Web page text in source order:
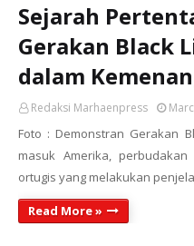
Sejarah
Gerakan Black
dalam
Redaksi Marhaenpress
Foto : Demonstran Gerakan
masuk Amerika,
ortugis yang melakukan
Read More »